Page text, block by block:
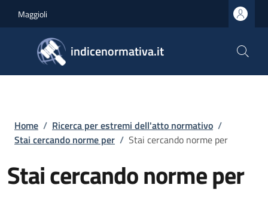
Maggioli
indicenormativa.it
Briciole di pane
Home / Ricerca per estremi dell'atto normativo /
Stai cercando norme per / Stai cercando norme per
Stai cercando norme per